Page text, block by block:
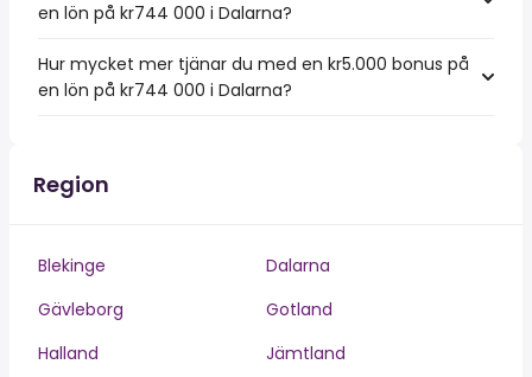
en lön på kr744 000 i Dalarna?
Hur mycket mer tjänar du med en kr5.000 bonus på
en lön på kr744 000 i Dalarna?
Region
Blekinge
Dalarna
Gävleborg
Gotland
Halland
Jämtland